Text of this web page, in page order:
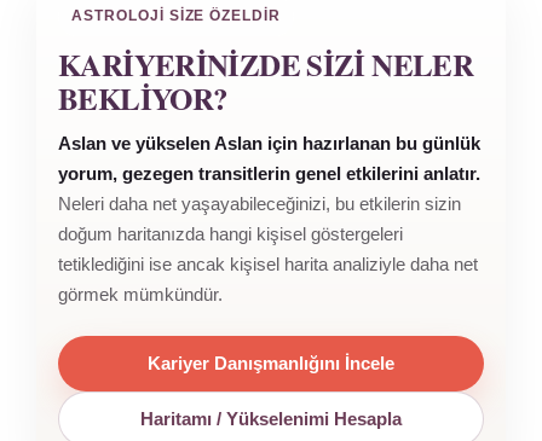
ASTROLOJI SIZE ÖZELDIR
KARIYERINIZDE SIZI NELER
BEKLIYOR?
Aslan ve yükselen Aslan için hazırlanan bu günlük
yorum, gezegen transitlerin genel etkilerini anlatır.
Neleri daha net yaşayabileceğinizi, bu etkilerin sizin
doğum haritanızda hangi kişisel göstergeleri
tetiklediğini ise ancak kişisel harita analiziyle daha net
görmek mümkündür.
Kariyer Danışmanlığını İncele
Haritamı / Yükselenimi Hesapla